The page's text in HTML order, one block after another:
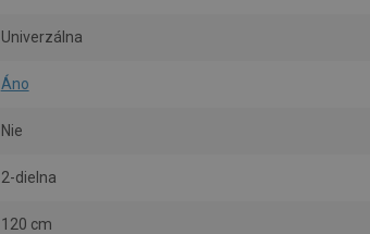
Univerzálna
Áno
Nie
2-dielna
120 cm